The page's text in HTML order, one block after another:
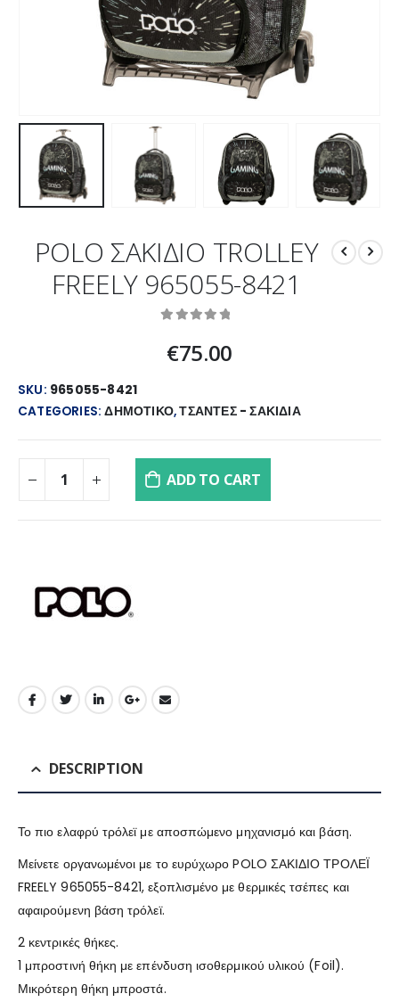
POLO ΣΑΚΙΔΙΟ TROLLEY
FREELY 965055-8421
€75.00
SKU: 965055-8421
CATEGORIES:ΔΗΜΟΤΙΚΟ,ΤΣΑΝΤΕΣ - ΣΑΚΙΔΙΑ
ADD TO CART
DESCRIPTION
Το πιο ελαφρύ τρόλεϊ με αποσπώμενο μηχανισμό και βάση.
Μείνετε οργανωμένοι με το ευρύχωρο POLO ΣΑΚΙΔΙΟ ΤΡΟΛΕΪ
FREELY 965055-8421, εξοπλισμένο με θερμικές τσέπες και
αφαιρούμενη βάση τρόλεϊ.
2 κεντρικές θήκες.
1 μπροστινή θήκη με επένδυση ισοθερμικού υλικού (Foil).
Μικρότερη θήκη μπροστά.